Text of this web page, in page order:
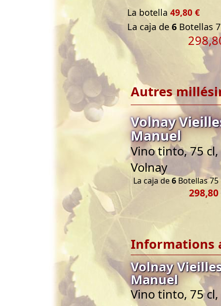
La botella 49,80 €
La caja de 6 Botellas
Autres
Volnay
Manuel
Vino tinto, 75
Volnay
La caja de6 Botellas 75
298,80
Informations
Volnay
Manuel
Vino tinto, 75